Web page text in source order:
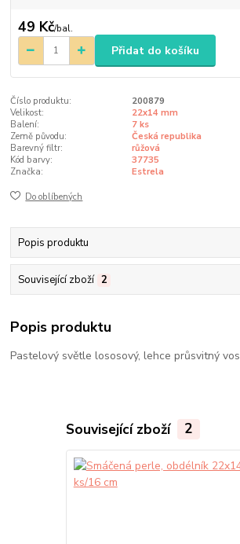
49 Kč/bal.
Přidat do košíku
Číslo produktu:
200879
Velikost:
22x14 mm
Balení:
7 ks
Země původu:
Česká republika
Barevný filtr:
růžová
Kód barvy:
37735
Značka:
Estrela
Do oblíbených
Popis produktu
Související zboží 2
Popis produktu
Pastelový světle lososový, lehce průsvitný
Související zboží 2